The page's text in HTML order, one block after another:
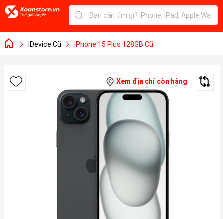
iDevice Cũ iPhone 15 Plus 128GB Cũ
Xem địa chỉ còn hàng